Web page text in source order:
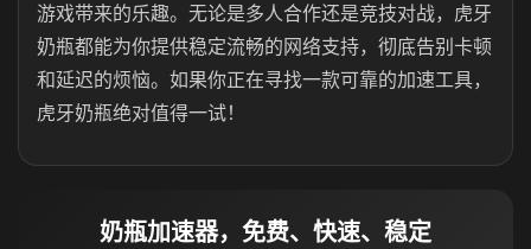
游戏带来的乐趣。无论是多人合作还是竞技对战，虎牙
奶瓶都能为你提供稳定流畅的网络支持，彻底告别卡顿
和延迟的烦恼。如果你正在寻找一款可靠的加速工具，
虎牙奶瓶绝对值得一试！
奶瓶加速器，免费、快速、稳定